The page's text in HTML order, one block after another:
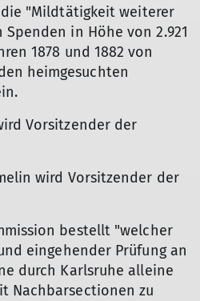
die "Mildtätigkeit weiterer
in Höhe von 2.921
1878 und 1882 von
heimgesuchten
Vorsitzender der
wird Vorsitzender der
bestellt "welcher
eingehender Prüfung an
durch Karlsruhe alleine
Nachbarsectionen zu